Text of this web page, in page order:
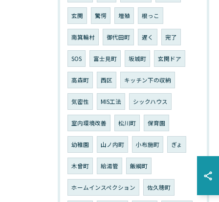
玄関 驚愕 増殖 根っこ
南箕輪村 御代田町 遅く 完了
SOS 富士見町 坂城町 玄関ドア
高森町 西区 キッチン下の収納
気密性 MIS工法 シックハウス
室内環境改善 松川町 保育園
幼稚園 山ノ内町 小布施町 ぎょ
木曾町 給湯管 飯綱町
ホームインスペクション 佐久穂町